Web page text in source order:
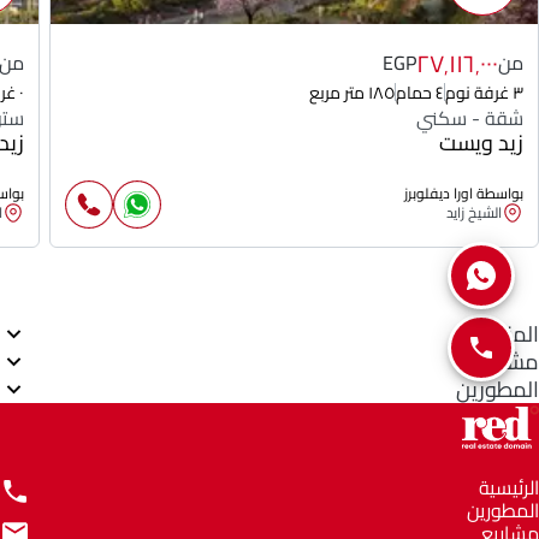
من٢٧٬١١٦٬٠٠٠EGP
٣ غرفة نوم ٤ حمام ١٨٥ متر مربع
شقة - سكني
زيد ويست
بواسطة اورا ديفلوبرز
الشيخ زايد
من
٠ غرفة نوم
المناطق
مشاريع
المطورين
الرئيسية
المطورين